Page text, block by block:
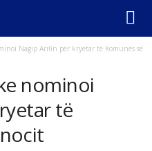
Nagip Arifin për kryetar të Komunës së
nominoi
të